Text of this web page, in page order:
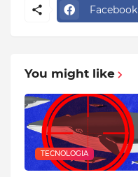
Facebook
You might like
TECNOLOGIA